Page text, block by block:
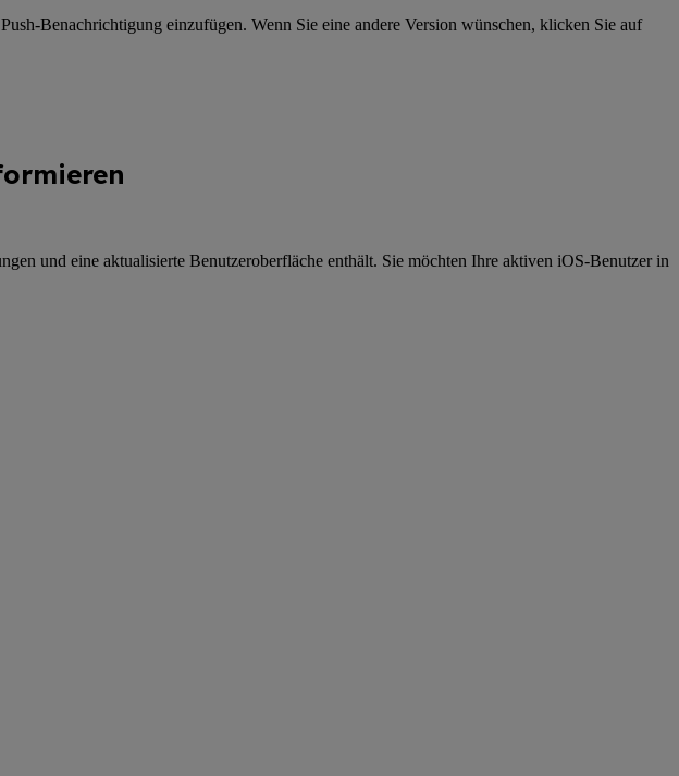
Benachrichtigung einzufügen. Wenn Sie eine andere Version wünschen, klicken Sie auf
und eine aktualisierte Benutzeroberfläche enthält. Sie möchten Ihre aktiven iOS-Benutzer in